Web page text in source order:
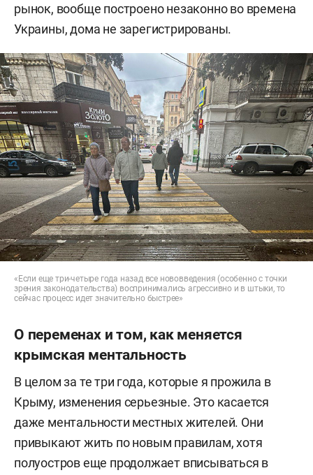
рынок, вообще построено незаконно во времена
Украины, дома не зарегистрированы.
«Если еще три-четыре года назад все нововведения (особенно с точки
зрения законодательства) воспринимались агрессивно и в штыки, то
сейчас процесс идет значительно быстрее»
О переменах и том, как меняется
крымская ментальность
В целом за те три года, которые я прожила в
Крыму, изменения серьезные. Это касается
даже ментальности местных жителей. Они
привыкают жить по новым правилам, хотя
полуостров еще продолжает вписываться в